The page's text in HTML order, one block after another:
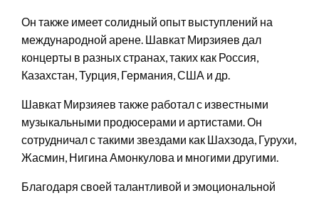
Он также имеет солидный опыт выступлений на
международной арене. Шавкат Мирзияев дал
концерты в разных странах, таких как Россия,
Казахстан, Турция, Германия, США и др.
Шавкат Мирзияев также работал с известными
музыкальными продюсерами и артистами. Он
сотрудничал с такими звездами как Шахзода, Гурухи,
Жасмин, Нигина Амонкулова и многими другими.
Благодаря своей талантливой и эмоциональной